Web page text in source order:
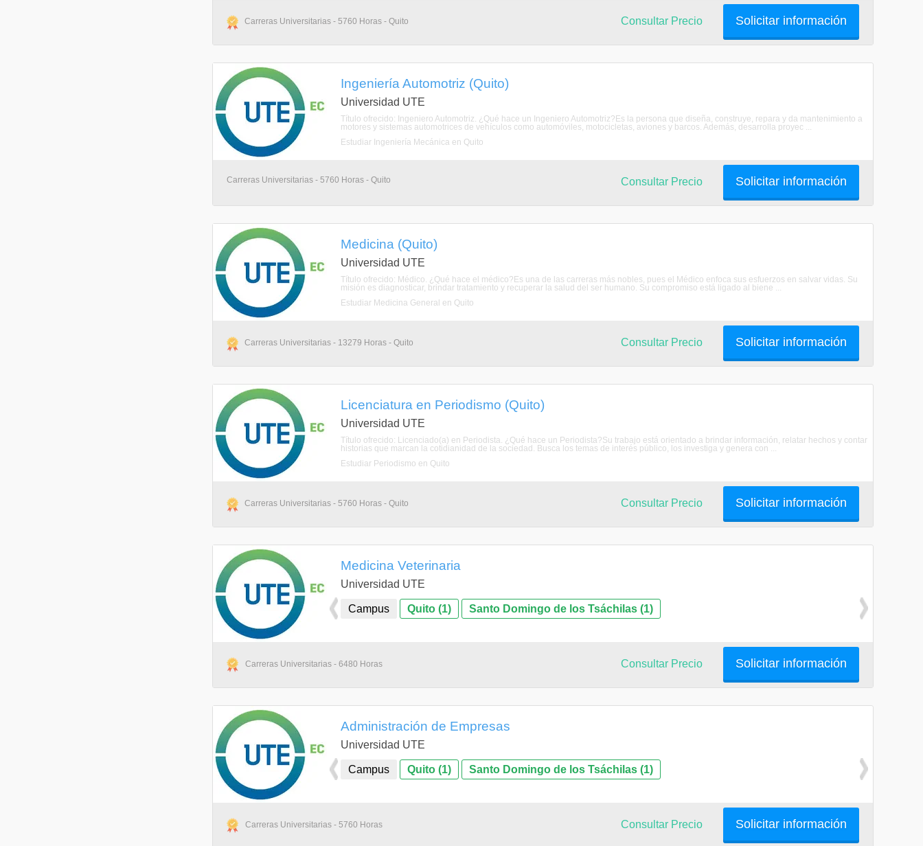
Carreras Universitarias - 5760 Horas - Quito Solicitar información
Consultar Precio
Ingeniería Automotriz (Quito)
Universidad UTE
Título ofrecido: Ingeniero Automotriz. ¿Qué hace un Ingeniero Automotriz?Es la persona que diseña, construye, repara y da mantenimiento a
motores y sistemas automotrices de vehículos como automóviles, motocicletas, aviones y barcos. Además, desarrolla proyec ...
Estudiar Ingeniería Mecánica en Quito
Carreras Universitarias - 5760 Horas - Quito Solicitar información
Consultar Precio
Medicina (Quito)
Universidad UTE
Título ofrecido: Médico. ¿Qué hace el médico?Es una de las carreras más nobles, pues el Médico enfoca sus esfuerzos en salvar vidas. Su
misión es diagnosticar, brindar tratamiento y recuperar la salud del ser humano. Su compromiso está ligado al biene ...
Estudiar Medicina General en Quito
Carreras Universitarias - 13279 Horas - Quito Solicitar información
Consultar Precio
Licenciatura en Periodismo (Quito)
Universidad UTE
Título ofrecido: Licenciado(a) en Periodista. ¿Qué hace un Periodista?Su trabajo está orientado a brindar información, relatar hechos y contar
historias que marcan la cotidianidad de la sociedad. Busca los temas de interés público, los investiga y genera con ...
Estudiar Periodismo en Quito
Carreras Universitarias - 5760 Horas - Quito Solicitar información
Consultar Precio
Medicina Veterinaria
Universidad UTE
Campus Quito (1) Santo Domingo de los Tsáchilas (1)
Carreras Universitarias - 6480 Horas Solicitar información
Consultar Precio
Administración de Empresas
Universidad UTE
Campus Quito (1) Santo Domingo de los Tsáchilas (1)
Carreras Universitarias - 5760 Horas Solicitar información
Consultar Precio